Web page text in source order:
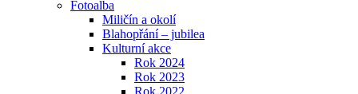
Fotoalba
Miličín a okolí
Blahopřání – jubilea
Kulturní akce
Rok 2024
Rok 2023
Rok 2022